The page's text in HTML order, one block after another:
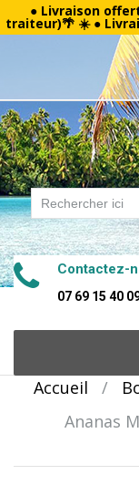
● Livraison
traiteur)🌴 ☀️ ●
Contactez-
07 69 15 40
content
Accueil /
Ananas